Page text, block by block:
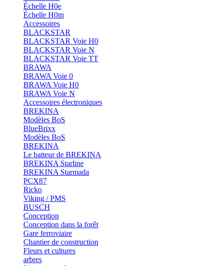
Échelle H0e
Échelle H0m
Accessoires
BLACKSTAR
BLACKSTAR Voie H0
BLACKSTAR Voie N
BLACKSTAR Voie TT
BRAWA
BRAWA Voie 0
BRAWA Voie H0
BRAWA Voie N
Accessoires électroniques
BREKINA
Modèles BoS
BlueBrixx
Modèles BoS
BREKINA
Le batteur de BREKINA
BREKINA Starline
BREKINA Starmada
PCX87
Ricko
Viking / PMS
BUSCH
Conception
Conception dans la forêt
Gare ferroviaire
Chantier de construction
Fleurs et cultures
arbres